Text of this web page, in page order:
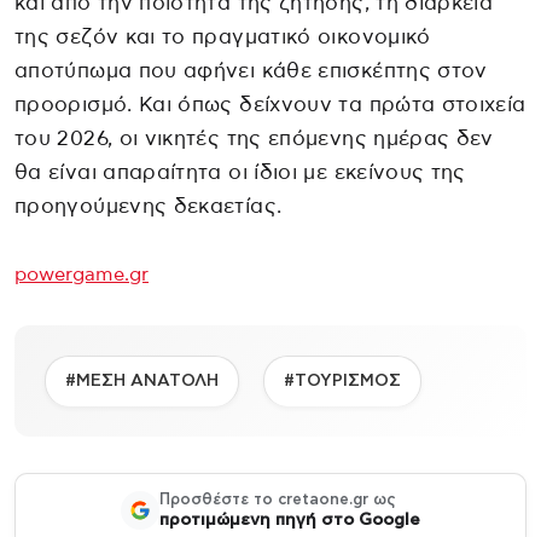
της σεζόν και το πραγματικό οικονομικό
αποτύπωμα που αφήνει κάθε επισκέπτης στον
προορισμό. Και όπως δείχνουν τα πρώτα στοιχεία
του 2026, οι νικητές της επόμενης ημέρας δεν
θα είναι απαραίτητα οι ίδιοι με εκείνους της
προηγούμενης δεκαετίας.
powergame.gr
#ΜΕΣΗ ΑΝΑΤΟΛΗ #ΤΟΥΡΙΣΜΟΣ
Προσθέστε το cretaone.gr ως
προτιμώμενη πηγή στο Google